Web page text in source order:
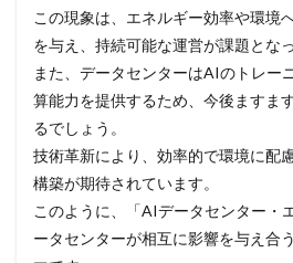
この現象は、エネルギー効率や環境
を与え、持続可能な運営が課題とな
また、データセンターはAIのトレー
算能力を提供するため、今後ますま
るでしょう。
技術革新により、効率的で環境に配
構築が期待されています。
このように、「AIデータセンター・
ータセンターが相互に影響を与え合